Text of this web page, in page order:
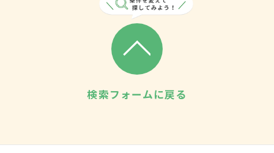
検索フォームに戻る